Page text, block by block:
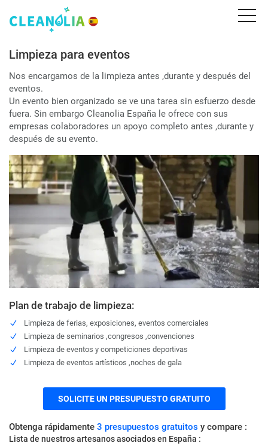
Limpieza para eventos
Nos encargamos de la limpieza antes ,durante y después del
eventos.
Un evento bien organizado se ve una tarea sin esfuerzo desde
fuera. Sin embargo Cleanolia España le ofrece con sus
empresas colaboradores un apoyo completo antes ,durante y
después de su evento.
Plan de trabajo de limpieza:
Limpieza de ferias, exposiciones, eventos comerciales
Limpieza de seminarios ,congresos ,convenciones
Limpieza de eventos y competiciones deportivas
Limpieza de eventos artísticos ,noches de gala
SOLICITE UN PRESUPUESTO GRATUITO
Obtenga rápidamente 3 presupuestos gratuitos y compare :
Lista de nuestros artesanos asociados en España :